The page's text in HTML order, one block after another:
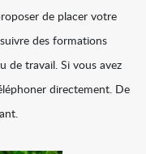
de placer votre
des formations
de travail. Si vous avez
directement. De